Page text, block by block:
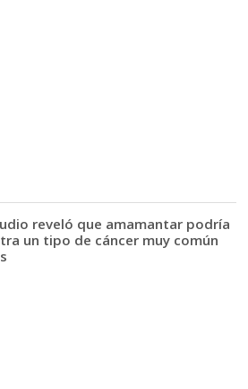
reveló que amamantar podría
un tipo de cáncer muy común